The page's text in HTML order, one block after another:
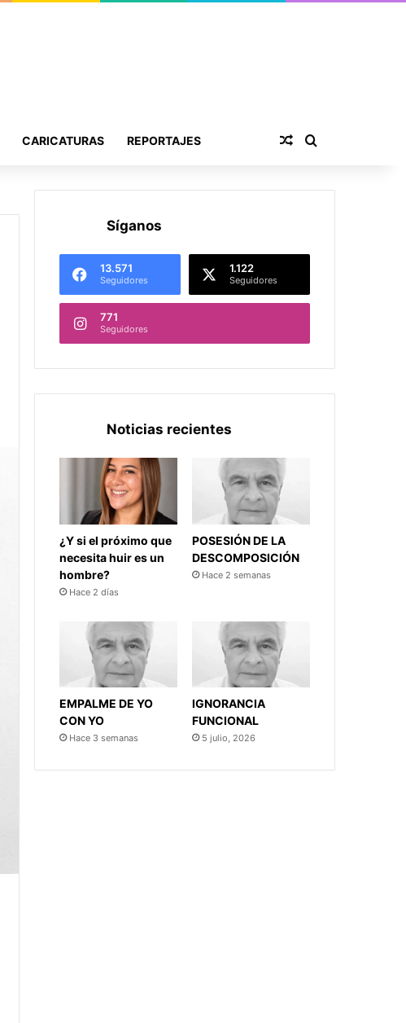
CARICATURAS REPORTAJES Publicación al
Síganos
13.571
Seguidores
1.122
Seguidores
771
Seguidores
Noticias recientes
¿Y si el próximo que
necesita huir es un
hombre?
Hace 2 días
POSESIÓN DE LA
DESCOMPOSICIÓN
Hace 2 semanas
EMPALME DE YO
CON YO
Hace 3 semanas
IGNORANCIA
FUNCIONAL
5 julio, 2026